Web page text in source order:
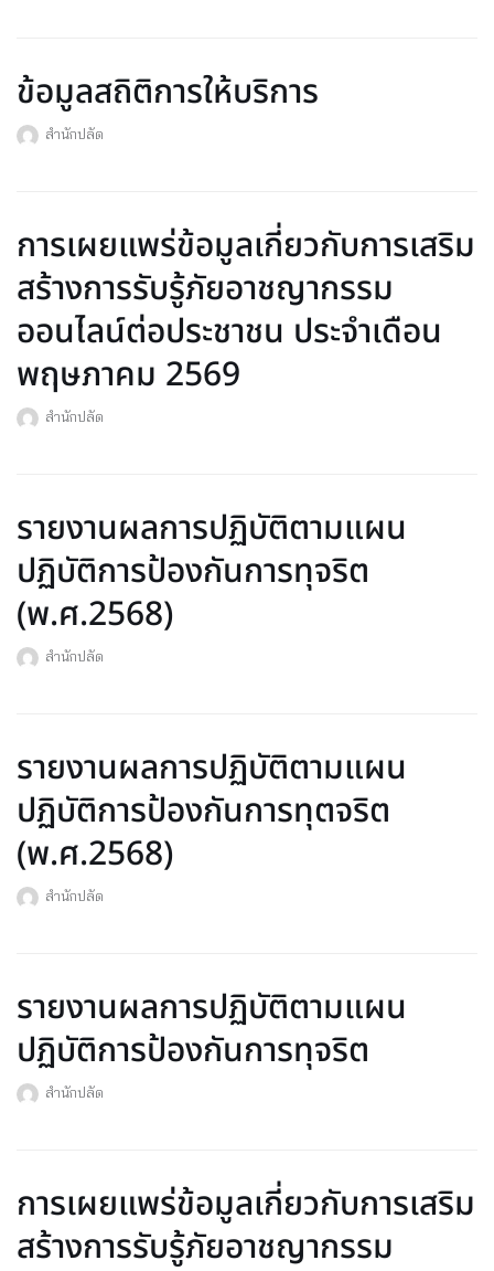
ข้อมูลสถิติการให้บริการ
สำนักปลัด
การเผยแพร่ข้อมูลเกี่ยวกับการเสริม
สร้างการรับรู้ภัยอาชญากรรม
ออนไลน์ต่อประชาชน ประจำเดือน
พฤษภาคม 2569
สำนักปลัด
รายงานผลการปฏิบัติตามแผน
ปฏิบัติการป้องกันการทุจริต
(พ.ศ.2568)
สำนักปลัด
รายงานผลการปฏิบัติตามแผน
ปฏิบัติการป้องกันการทุตจริต
(พ.ศ.2568)
สำนักปลัด
รายงานผลการปฏิบัติตามแผน
ปฏิบัติการป้องกันการทุจริต
สำนักปลัด
การเผยแพร่ข้อมูลเกี่ยวกับการเสริม
สร้างการรับรู้ภัยอาชญากรรม